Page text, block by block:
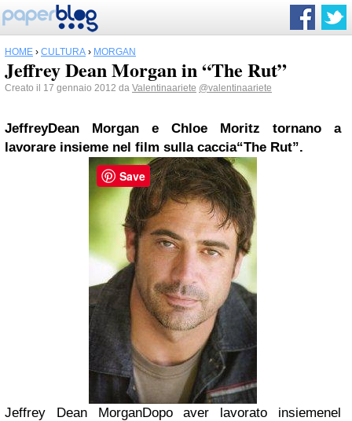
HOME › CULTURA › MORGAN
Jeffrey Dean Morgan in “The Rut”
Creato il 17 gennaio 2012 da Valentinaariete @valentinaariete
JeffreyDean Morgan e Chloe Moritz tornano a
lavorare insieme nel film sulla caccia“The Rut”.
Jeffrey Dean MorganDopo aver lavorato insiemenel
Save